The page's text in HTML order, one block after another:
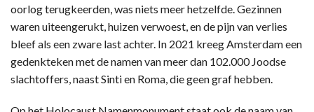
oorlog terugkeerden, was niets meer hetzelfde. Gezinnen
waren uiteengerukt, huizen verwoest, en de pijn van verlies
bleef als een zware last achter. In 2021 kreeg Amsterdam een
gedenkteken met de namen van meer dan 102.000 Joodse
slachtoffers, naast Sinti en Roma, die geen graf hebben.